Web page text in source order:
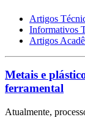
Artigos
Informativos
Artigos
Metais e
ferramental
Atualmente,